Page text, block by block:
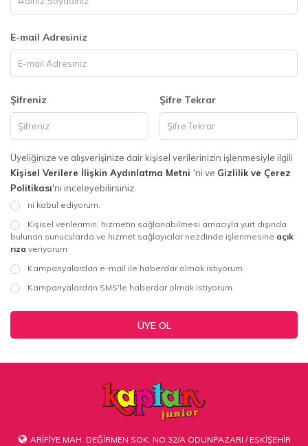
E-mail Adresiniz
Şifreniz Şifre Tekrar
Üyeliğinize ve alışverişinize dair kişisel verilerinizin işlenmesiyle ilgili
Kişisel Verilere İlişkin Aydınlatma Metni 'ni ve Gizlilik ve Çerez
Politikası'nı inceleyebilirsiniz.
ni kabul ediyorum.
Kişisel verilerimin, hizmetin sağlanabilmesi amacıyla yurt dışında
bulunan sunucularda ve hizmet sağlayıcılar nezdinde işlenmesine açık
rıza veriyorum
Kampanyalardan e-mail ile haberdar olmak istiyorum.
Kampanyalardan SMS'le haberdar olmak istiyorum.
ÜYE OL
ARİFİYE MAH. DEĞİRMEN SOK. NO:32/A ODUNPAZARI / ESKİŞEHİR